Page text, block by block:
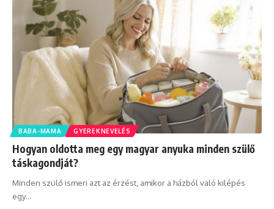
BABA-MAMA GYEREKNEVELÉS
Hogyan oldotta meg egy magyar anyuka minden szülő
táskagondját?
Minden szülő ismeri azt az érzést, amikor a házból való kilépés
egy…